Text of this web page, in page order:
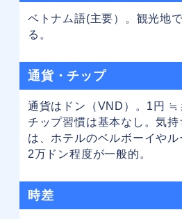
ベトナム語(主要）。観光地
る。
通貨・チップ
通貨はドン（VND）。1円 ≒
チップ習慣は基本なし。気
は、ホテルのベルボーイや
2万ドン程度が一般的。
時差